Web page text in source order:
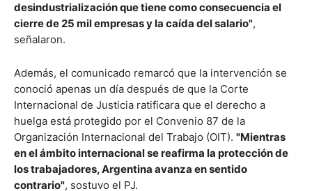
desindustrialización que tiene como consecuencia el
cierre de 25 mil empresas y la caída del salario",
señalaron.
Además, el comunicado remarcó que la intervención se
conoció apenas un día después de que la Corte
Internacional de Justicia ratificara que el derecho a
huelga está protegido por el Convenio 87 de la
Organización Internacional del Trabajo (OIT). "Mientras
en el ámbito internacional se reafirma la protección de
los trabajadores, Argentina avanza en sentido
contrario", sostuvo el PJ.